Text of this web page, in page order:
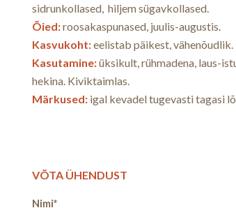
sidrunkollased, hiljem sügavkollased.
Õied:roosakaspunased, juulis-augustis.
Kasvukoht:eelistab päikest, vähenõudlik.
Kasutamine:üksikult, rühmadena, laus-
hekina. Kiviktaimlas.
Märkused:igal kevadel tugevasti tagasi
VÕTA ÜHENDUST
Nimi*